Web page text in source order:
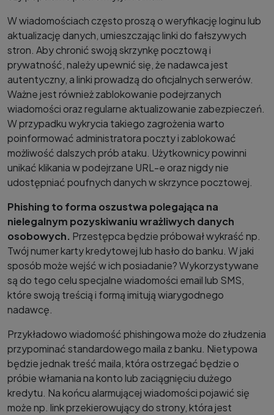
W wiadomościach często proszą o weryfikację loginu lub
aktualizację danych, umieszczając linki do fałszywych
stron. Aby chronić swoją skrzynkę pocztową i
prywatność, należy upewnić się, że nadawca jest
autentyczny, a linki prowadzą do oficjalnych serwerów.
Ważne jest również zablokowanie podejrzanych
wiadomości oraz regularne aktualizowanie zabezpieczeń.
W przypadku wykrycia takiego zagrożenia warto
poinformować administratora poczty i zablokować
możliwość dalszych prób ataku. Użytkownicy powinni
unikać klikania w podejrzane URL-e oraz nigdy nie
udostępniać poufnych danych w skrzynce pocztowej.
Phishing to forma oszustwa polegająca na
nielegalnym pozyskiwaniu wrażliwych danych
osobowych. Przestępca będzie próbował wykraść np.
Twój numer karty kredytowej lub hasło do banku. W jaki
sposób może wejść w ich posiadanie? Wykorzystywane
są do tego celu specjalne wiadomości email lub SMS,
które swoją treścią i formą imitują wiarygodnego
nadawcę.
Przykładowo wiadomość phishingowa może do złudzenia
przypominać standardowego maila z banku. Nietypowa
będzie jednak treść maila, która ostrzegać będzie o
próbie włamania na konto lub zaciągnięciu dużego
kredytu. Na końcu alarmującej wiadomości pojawić się
może np. link przekierowujący do strony, która jest